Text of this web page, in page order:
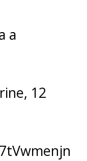
a
, 12